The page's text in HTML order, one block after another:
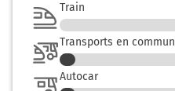
Train
Transports en commun
Autocar